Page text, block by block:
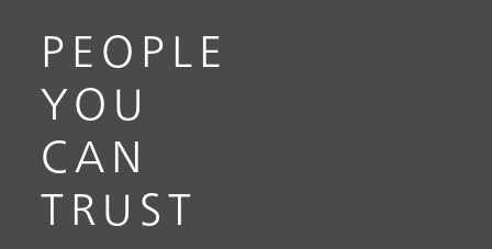
PEOPLE
YOU
CAN
TRUST